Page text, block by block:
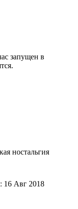
запущен в
ностальгия
16 Авг 2018